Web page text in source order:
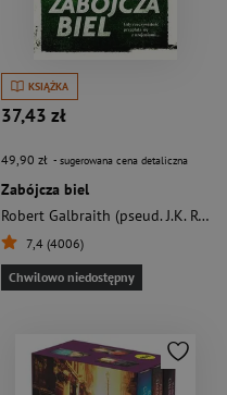
KSIĄŻKA
37,43 zł
49,90 zł - sugerowana cena detaliczna
Zabójcza biel
Robert Galbraith (pseud. J.K. Rowling)
7,4 (4006)
Chwilowo niedostępny